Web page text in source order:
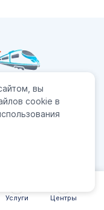
от 27.12.2018,
Услуги Центры
вы
cookie в